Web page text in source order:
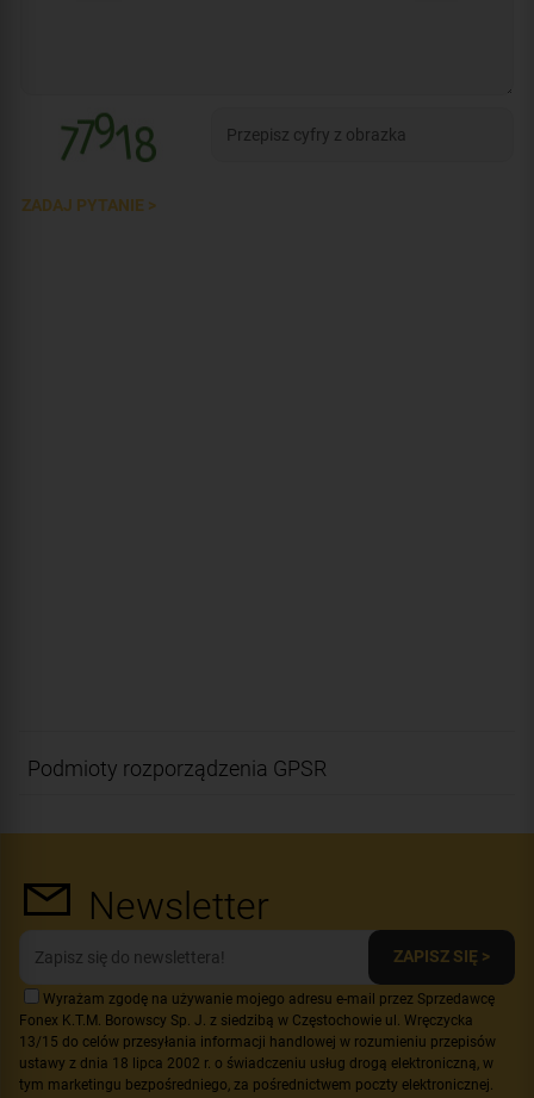
ZADAJ PYTANIE >
Podmioty rozporządzenia GPSR
Newsletter
ZAPISZ SIĘ >
Wyrażam zgodę na używanie mojego adresu e-mail przez Sprzedawcę
Fonex K.T.M. Borowscy Sp. J. z siedzibą w Częstochowie ul. Wręczycka
13/15 do celów przesyłania informacji handlowej w rozumieniu przepisów
ustawy z dnia 18 lipca 2002 r. o świadczeniu usług drogą elektroniczną, w
tym marketingu bezpośredniego, za pośrednictwem poczty elektronicznej.